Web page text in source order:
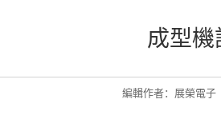
成型
編輯作者：展榮電